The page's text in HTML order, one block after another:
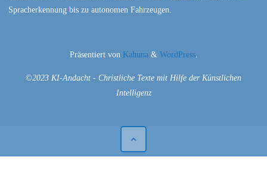
Spracherkennung bis zu autonomen Fahrzeugen.
Präsentiert von Kahuna & WordPress.
©2023 KI-Andacht - Christliche Texte mit Hilfe der Künstlichen
Intelligenz